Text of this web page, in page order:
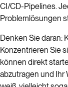
CI/CD-Pipelines.
Problemlösungen
Denken Sie daran:
Konzentrieren Sie
können direkt
abzutragen und